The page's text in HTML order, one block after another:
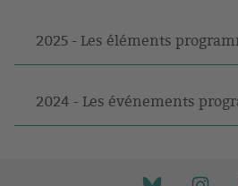
2025 - Les éléments
2024 - Les événements